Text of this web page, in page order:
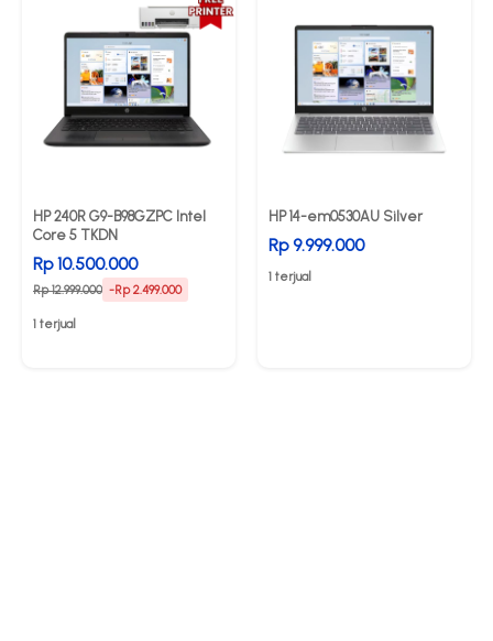
HP 240R G9-B98GZPC Intel
Core 5 TKDN
Rp 10.500.000
Rp 12.999.000 -Rp 2.499.000
1 terjual
HP 14-em0530AU Silver
Rp 9.999.000
1 terjual